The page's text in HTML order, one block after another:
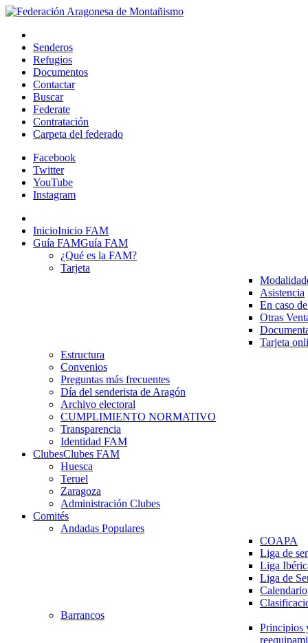
Senderos
Refugios
Documentos
Contactar
Buscar
Federate
Contratación
Carpeta del federado
Facebook
Twitter
YouTube
Instagram
InicioInicio FAM
Guía FAMGuía FAM
¿Qué es la FAM?
Tarjeta
Asistencia
En caso
Otras
Tarjeta
Estructura
Convenios
Preguntas más frecuentes
Día del senderista de Aragón
Archivo electoral
CUMPLIMIENTO NORMATIVO
Transparencia
Identidad FAM
ClubesClubes FAM
Huesca
Teruel
Zaragoza
Administración Clubes
Comités
Andadas Populares
COAPA
Liga de
Liga
Liga de
Calendario
Barrancos
Principios